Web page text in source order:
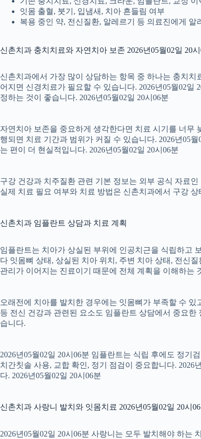
잇몸 출혈, 붓기, 입냄새, 치아 흔들림 여부
복용 중인 약, 전신질환, 알레르기 등 의료진에게 알
신촌치과 충치치료와 자연치아 보존 2026년05월02일 20
신촌치과에서 가장 많이 상담하는 항목 중 하나는 충치치
어지면 신경치료가 필요할 수 있습니다. 2026년05월02
정하는 것이 좋습니다. 2026년05월02일 20시06분
자연치아 보존을 중요하게 생각한다면 치료 시기를 너무
행되면 치료 기간과 범위가 커질 수 있습니다. 2026년05
는 편이 더 현실적입니다. 2026년05월02일 20시06분
구강 건강과 치주질환 관련 기본 정보는 외부 공식 자료인
실제 치료 필요 여부와 치료 방법은 신촌치과에서 구강
신촌치과 임플란트 상담과 치료 계획
임플란트는 치아가 상실된 부위에 인공치근을 식립하고
다 잇몸뼈 상태, 상실된 치아 위치, 주변 치아 상태, 전신
관리가 이어지는 진료이기 때문에 전체 계획을 이해하는
오래전에 치아를 발치한 경우에는 잇몸뼈가 부족할 수
등 전신 건강과 관련된 요소도 임플란트 상담에서 중요
습니다.
2026년05월02일 20시06분 임플란트는 식립 후에도 정기
치간칫솔 사용, 교합 확인, 정기 점검이 중요합니다. 2026
다. 2026년05월02일 20시06분
신촌치과 사랑니 발치와 잇몸치료 2026년05월02일 20시
2026년05월02일 20시06분 사랑니는 모두 발치해야 하